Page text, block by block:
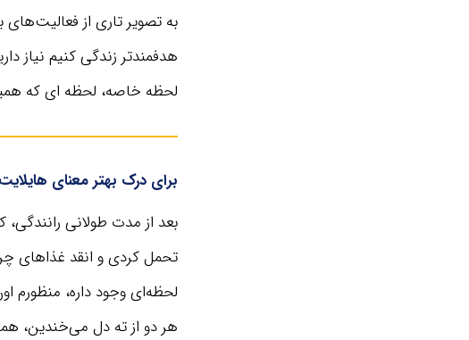
به تصویر تاری از فعالیت‌های
هدفمندتر زندگی کنیم نیاز
لحظه خاصه، لحظه ای که
برای درک بهتر معنای
بعد از مدت طولانی
تحمل کردی و انقد غذاهای
لحظه‌ای وجود داره، منظورم
هر دو از ته دل می‌خندین،